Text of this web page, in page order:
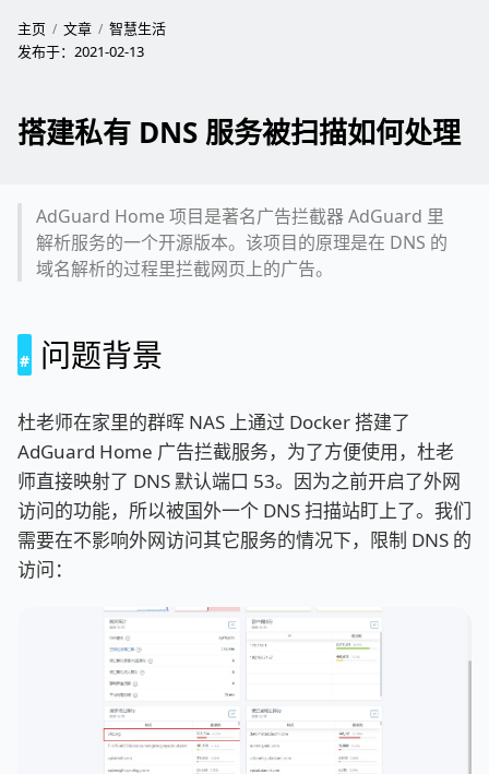
主页 文章
智慧生活
发布于： 2021-02-13
搭建私有 DNS 服务被扫描如何处理
AdGuard Home 项目是著名广告拦截器 AdGuard 里
解析服务的一个开源版本。该项目的原理是在 DNS 的
域名解析的过程里拦截网页上的广告。
问题背景
杜老师在家里的群晖 NAS 上通过 Docker 搭建了
AdGuard Home 广告拦截服务，为了方便使用，杜老
师直接映射了 DNS 默认端口 53。因为之前开启了外网
访问的功能，所以被国外一个 DNS 扫描站盯上了。我们
需要在不影响外网访问其它服务的情况下，限制 DNS 的
访问：